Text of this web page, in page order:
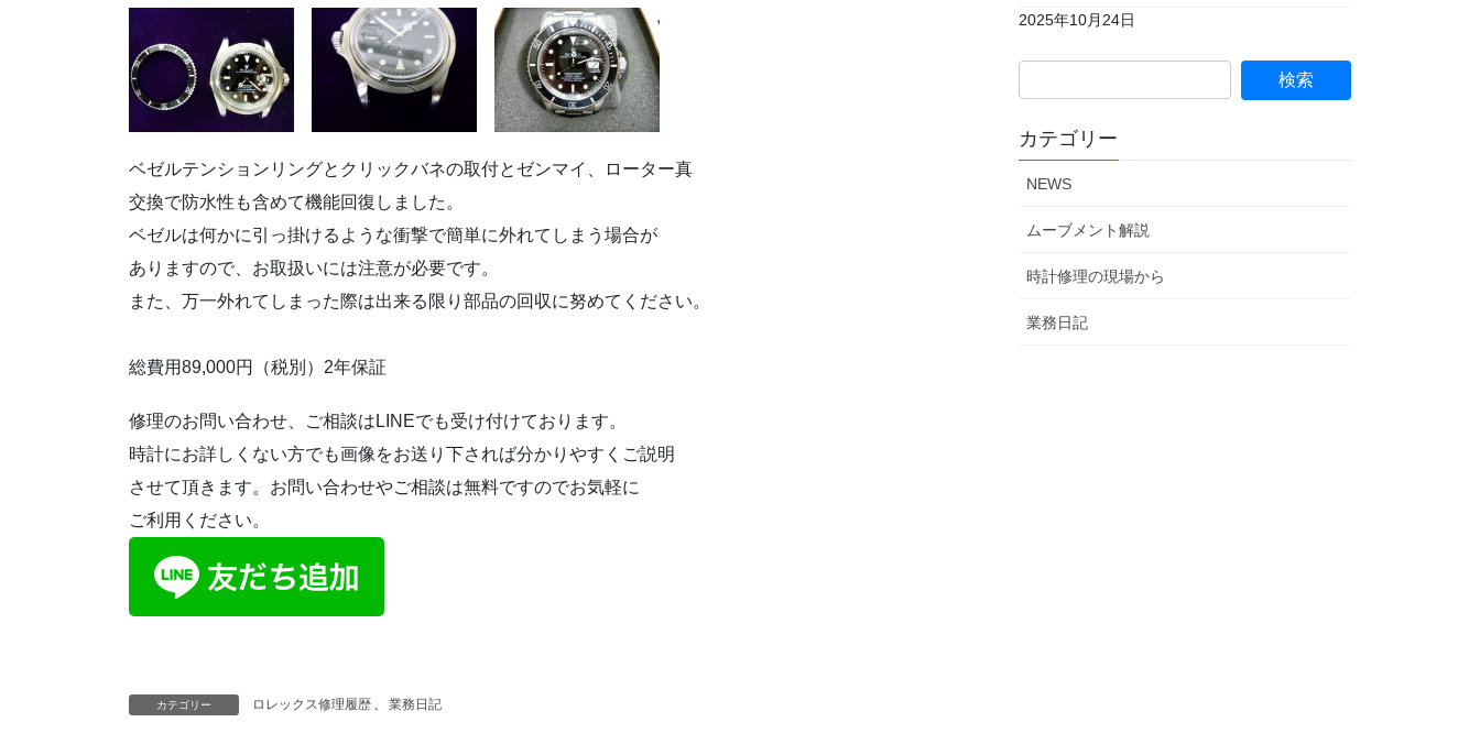
ベゼルテンションリングとクリックバネの取付とゼンマイ、ローター真
交換で防水性も含めて機能回復しました。
ベゼルは何かに引っ掛けるような衝撃で簡単に外れてしまう場合が
ありますので、お取扱いには注意が必要です。
また、万一外れてしまった際は出来る限り部品の回収に努めてください。
総費用89,000円（税別）2年保証
修理のお問い合わせ、ご相談はLINEでも受け付けております。
時計にお詳しくない方でも画像をお送り下されば分かりやすくご説明
させて頂きます。お問い合わせやご相談は無料ですのでお気軽に
ご利用ください。
カテゴリー ロレックス修理履歴 、 業務日記
2025年10月24日
カテゴリー
NEWS
ムーブメント解説
時計修理の現場から
業務日記